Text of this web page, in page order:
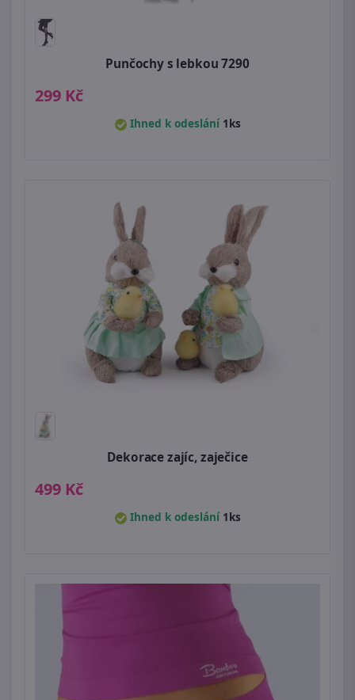
Punčochy s lebkou 7290
299 Kč
Ihned k odeslání 1ks
Dekorace zajíc, zaječice
499 Kč
Ihned k odeslání 1ks